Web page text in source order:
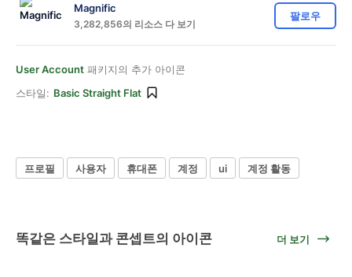
Magnific
3,282,856의 리소스 다 보기
팔로우
User Account 패키지의 추가 아이콘
스타일: Basic Straight Flat
프로필 사용자 휴대폰 계정 ui 계정 활동
똑같은 스타일과 콘셉트의 아이콘 더 보기